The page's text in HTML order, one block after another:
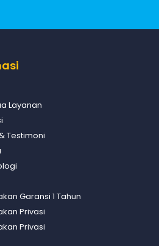
Layanan
Testimoni
Garansi 1 Tahun
Privasi
Privasi